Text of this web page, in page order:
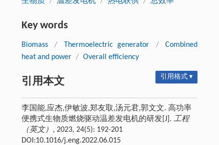
Key words
Biomass / Thermoelectric generator /
Combined
heat and power / Overall efficiency
引用本文 引用格式 ▾
李国能,应杰,伊敏波,郑友取,汤元君,郭文文. 高功率
便携式生物质燃烧驱动温差发电机的研发[J]. 工程
（英文） , 2023, 24(5): 192-201
DOI:10.1016/j.eng.2022.06.015